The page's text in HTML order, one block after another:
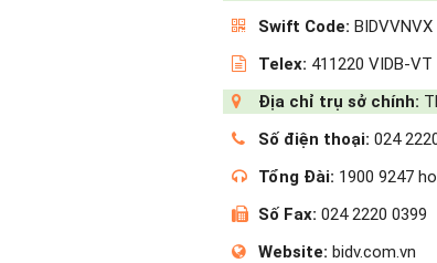
Swift Code: BIDVVNVX
Telex: 411220 VIDB-VT
Địa chỉ trụ sở chính:
Số điện thoại: 024
Tổng Đài: 1900 9247
Số Fax: 024 2220 0399
Website: bidv.com.vn